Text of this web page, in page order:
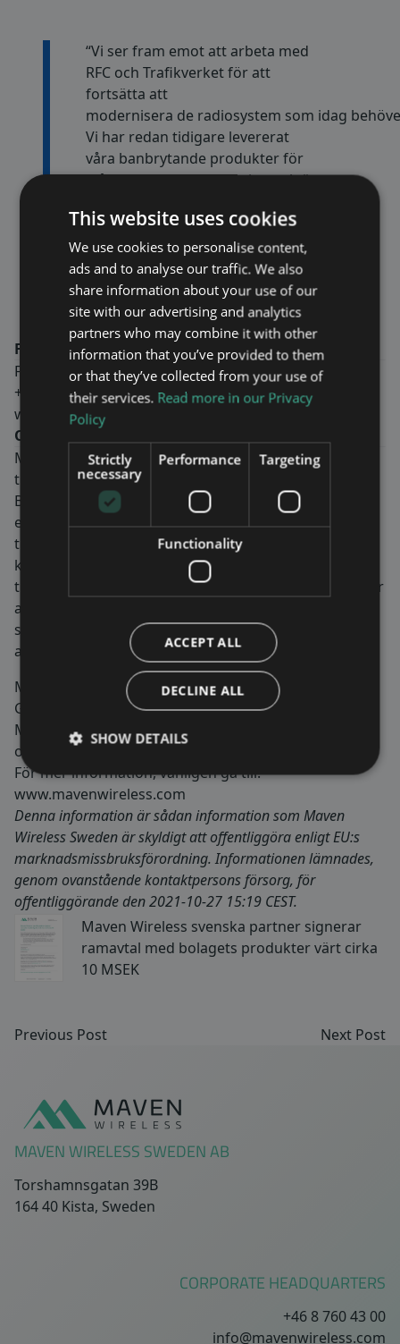
“Vi ser fram emot att arbeta med
RFC och Trafikverket för att
fortsätta att
modernisera de radiosystem som idag
Vi har redan tidigare levererat
våra banbrytande produkter för
blåljusradio till Trafikverket och är
vår partner och våra produkter
för detta nya ramavtal.” säger
Fredrik Ekström VD för Maven
Wireless
För mer information, kontakta:
Fredrik Ekström, CEO
+46-8-760 43 00
www.mavenwireless.com
Om Maven Wireless
Maven Wireless erbjuder banbrytande lösningar för
trådlös inomhustäckning.
Bolaget erbjuder end-to-end digitala lösningar med
enastående prestanda. Produkterna säkerställer
trådlös täckning för såväl kritiska tjänster som
konsumenttjänster och används i tunnlar, tåg,
tunnelbanor, arenor, byggnader och mer. Vi brinner för
att göra samhället och våra kunders och
slutanvändares liv bättre, enklare och säkrare genom
att leverera 100% trådlös täckning.
Maven Wireless är noterat på Nasdaq First North
Growth Market och aktien handlas med kortnamn
MAVEN. FNCA Sweden AB är utsedd Certified Adviser
och kan nås på
För mer information, vänligen gå till:
www.mavenwireless.com
Denna information är sådan information som Maven
Wireless Sweden är skyldigt att offentliggöra enligt EU:s
marknadsmissbruksförordning. Informationen lämnades,
genom ovanstående kontaktpersons försorg, för
offentliggörande den 2021-10-27 15:19 CEST.
Maven Wireless svenska partner signerar
ramavtal med bolagets produkter värt cirka
10 MSEK
Previous Post Next Post
MAVEN WIRELESS SWEDEN AB
Torshamnsgatan 39B
164 40 Kista, Sweden
CORPORATE HEADQUARTERS
+46 8 760 43 00
info@mavenwireless.com
This website uses cookies
We use cookies to personalise content,
ads and to analyse our traffic. We also
share information about your use of our
site with our advertising and analytics
partners who may combine it with other
information that you’ve provided to them
or that they’ve collected from your use of
their services. Read more in our Privacy
Policy
Strictly
necessary
Performance Targeting
Functionality
ACCEPT ALL
DECLINE ALL
SHOW DETAILS